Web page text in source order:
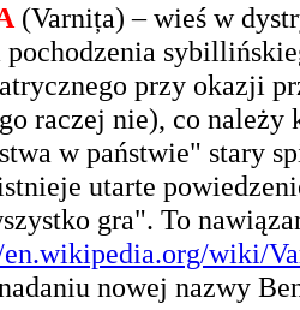
(Varnița) – wieś w
pochodzenia
przy okazji
raczej nie), co
w państwie" stary
utarte
gra". To
wiki/
nowej nazwy